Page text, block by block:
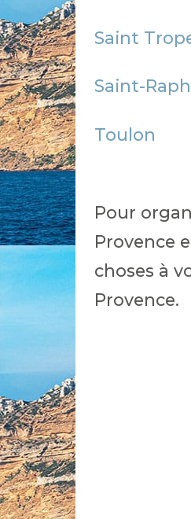
Saint
Saint-
Toulon
Pour
Provence
choses à
Provence.